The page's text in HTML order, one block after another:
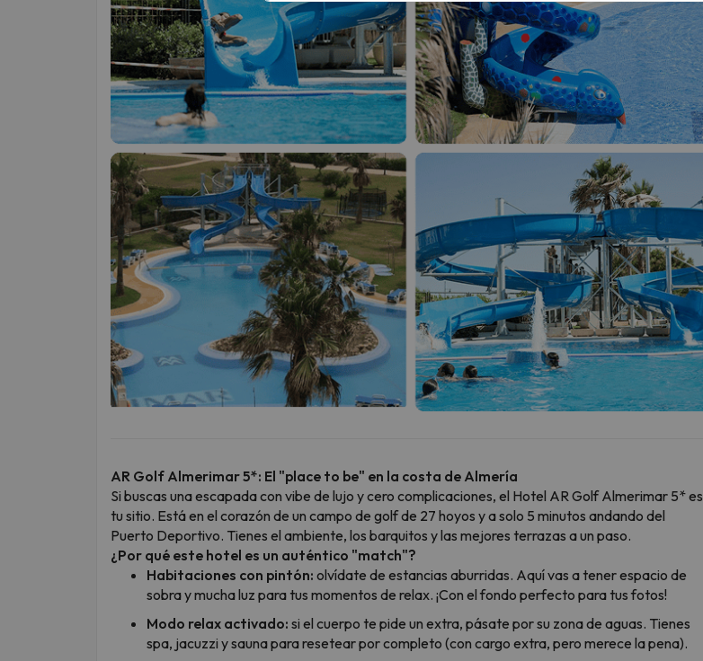
AR Golf Almerimar 5*: El "place to be" en la costa de Almería
Si buscas una escapada con vibe de lujo y cero complicaciones, el Hotel AR Golf Almerimar 5* es
tu sitio. Está en el corazón de un campo de golf de 27 hoyos y a solo 5 minutos andando del
Puerto Deportivo. Tienes el ambiente, los barquitos y las mejores terrazas a un paso.
¿Por qué este hotel es un auténtico "match"?
Habitaciones con pintón: olvídate de estancias aburridas. Aquí vas a tener espacio de
sobra y mucha luz para tus momentos de relax. ¡Con el fondo perfecto para tus fotos!
Modo relax activado: si el cuerpo te pide un extra, pásate por su zona de aguas. Tienes
spa, jacuzzi y sauna para resetear por completo (con cargo extra, pero merece la pena).